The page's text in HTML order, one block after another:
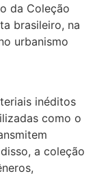
da Coleção
brasileiro, na
urbanismo
inéditos
como o
a coleção